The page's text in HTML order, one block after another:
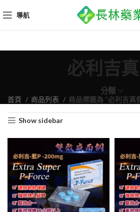
導航
必利吉
分類
首頁 商品列表 商品標籤為 “必利吉真
Show sidebar